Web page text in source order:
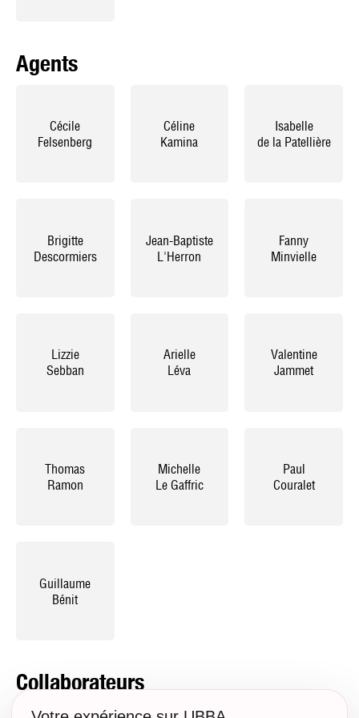
Agents
Cécile
Felsenberg
Céline
Kamina
Isabelle
de la Patellière
Brigitte
Descormiers
Jean-Baptiste
L'Herron
Fanny
Minvielle
Lizzie
Sebban
Arielle
Léva
Valentine
Jammet
Thomas
Ramon
Michelle
Le Gaffric
Paul
Couralet
Guillaume
Bénit
Collaborateurs